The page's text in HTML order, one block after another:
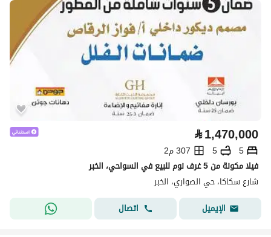
⃁1,470,000
5
5
307 م2
فيلا مكونة من 5 غرف نوم للبيع في السواحي، الخبر
شارع سكاكا، حي الصواري، الخبر
الإيميل
اتصال